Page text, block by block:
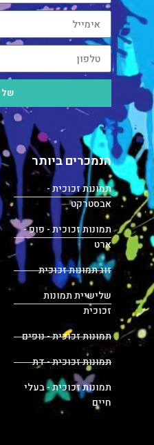
הנמכרים ביותר
תמונות זכוכית -
אבסטרקט
תמונות זכוכית - פופ -
ארט
זוג תמונות זכוכית
שלישיית תמונות
זכוכית
תמונות זכוכית - נופים
תמונות זכוכית - דת
תמונות זכוכית - בעלי
חיים